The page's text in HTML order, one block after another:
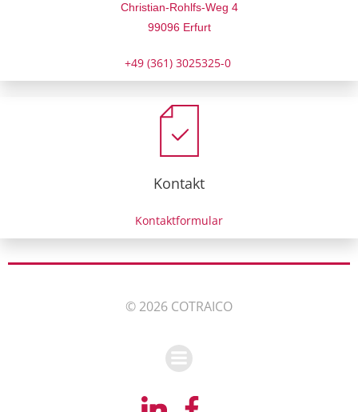
Christian-Rohlfs-Weg 4
99096 Erfurt
+49 (361) 3025325-0
Kontakt
Kontaktformular
© 2026 COTRAICO